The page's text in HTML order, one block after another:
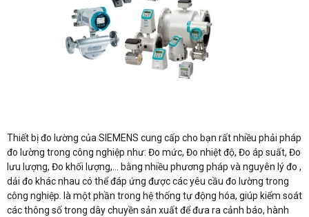
Thiết bị đo lường của SIEMENS cung cấp cho bạn rất nhiều phải pháp
đo lường trong công nghiệp như: Đo mức, Đo nhiệt độ, Đo áp suất, Đo
lưu lượng, Đo khối lượng,… bằng nhiều phương pháp và nguyên lý đo ,
dải đo khác nhau có thể đáp ứng được các yêu cầu đo lường trong
công nghiệp. là một phần trong hệ thống tự động hóa, giúp kiểm soát
các thông số trong dây chuyền sản xuất để đưa ra cảnh báo, hành